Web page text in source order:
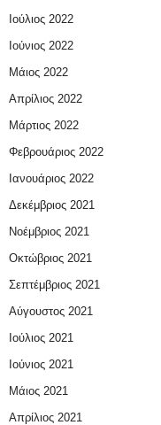
Ιούλιος 2022
Ιούνιος 2022
Μάιος 2022
Απρίλιος 2022
Μάρτιος 2022
Φεβρουάριος 2022
Ιανουάριος 2022
Δεκέμβριος 2021
Νοέμβριος 2021
Οκτώβριος 2021
Σεπτέμβριος 2021
Αύγουστος 2021
Ιούλιος 2021
Ιούνιος 2021
Μάιος 2021
Απρίλιος 2021